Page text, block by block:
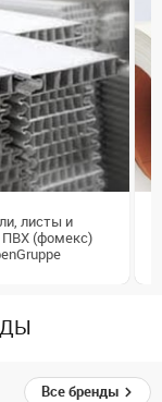
листы и
ПВХ (фомекс)
Все бренды